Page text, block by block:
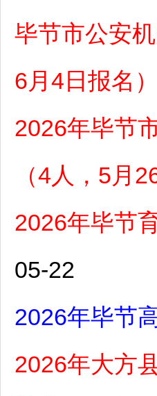
毕节市公安
6月4日报名）
2026年毕节
（4人，5月
2026年毕节
05-22
2026年毕节
2026年大方